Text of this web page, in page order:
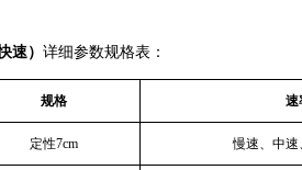
速）详细参数规格表：
规格 速
定性7cm 慢速、中